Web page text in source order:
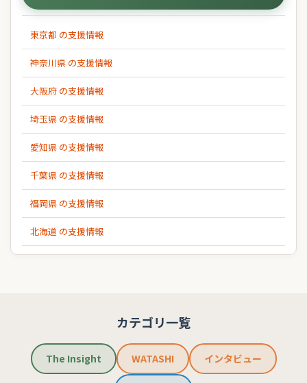
東京都 の支援情報
神奈川県 の支援情報
大阪府 の支援情報
埼玉県 の支援情報
愛知県 の支援情報
千葉県 の支援情報
福岡県 の支援情報
北海道 の支援情報
カテゴリ一覧
The Insight WATASHI インタビュー